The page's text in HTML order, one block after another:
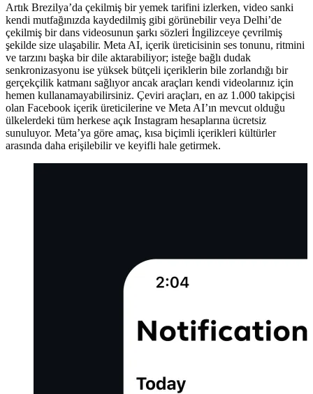
Artık Brezilya’da çekilmiş bir yemek tarifini izlerken, video sanki
kendi mutfağınızda kaydedilmiş gibi görünebilir veya Delhi’de
çekilmiş bir dans videosunun şarkı sözleri İngilizceye çevrilmiş
şekilde size ulaşabilir. Meta AI, içerik üreticisinin ses tonunu, ritmini
ve tarzını başka bir dile aktarabiliyor; isteğe bağlı dudak
senkronizasyonu ise yüksek bütçeli içeriklerin bile zorlandığı bir
gerçekçilik katmanı sağlıyor ancak araçları kendi videolarınız için
hemen kullanamayabilirsiniz. Çeviri araçları, en az 1.000 takipçisi
olan Facebook içerik üreticilerine ve Meta AI’ın mevcut olduğu
ülkelerdeki tüm herkese açık Instagram hesaplarına ücretsiz
sunuluyor. Meta’ya göre amaç, kısa biçimli içerikleri kültürler
arasında daha erişilebilir ve keyifli hale getirmek.